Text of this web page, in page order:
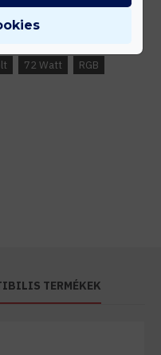
72 Watt
RGB
TERMÉKEK